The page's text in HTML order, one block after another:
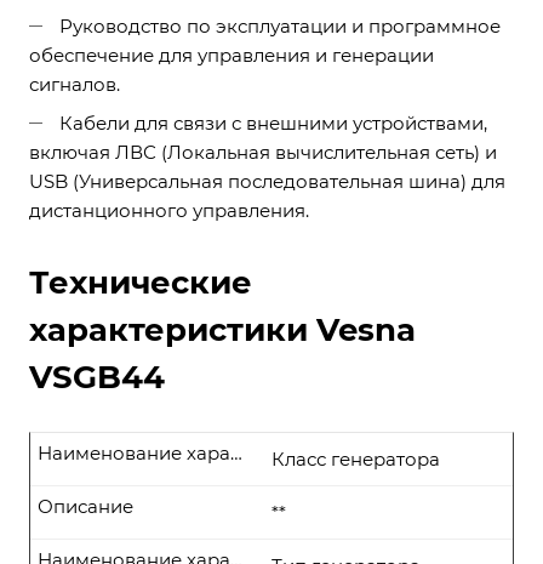
Руководство по эксплуатации и программное
обеспечение для управления и генерации
сигналов.
Кабели для связи с внешними устройствами,
включая ЛВС (Локальная вычислительная сеть) и
USB (Универсальная последовательная шина) для
дистанционного управления.
Технические
характеристики Vesna
VSGB44
Класс генератора
Наименование характеристики
**
Описание